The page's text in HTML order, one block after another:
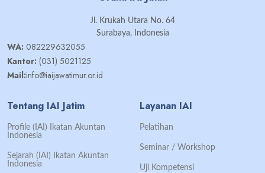
Jl. Krukah Utara No. 64
Surabaya, Indonesia
WA: 082229632055
Kantor: (031) 5021125
Mail:info@iaijawatimur.or.id
Tentang IAI Jatim
Profile (IAI) Ikatan Akuntan
Indonesia
Sejarah (IAI) Ikatan Akuntan
Indonesia
Layanan IAI
Pelatihan
Seminar / Workshop
Uji Kompetensi